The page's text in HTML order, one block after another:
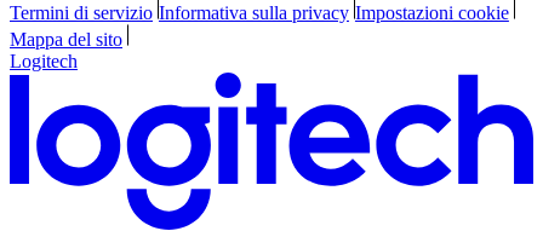
Termini di servizio Informativa sulla privacy Impostazioni cookie
Mappa del sito
Logitech